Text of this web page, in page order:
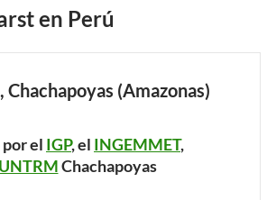
en Perú
(Amazonas)
el IGP, el INGEMMET,
UNTRMChachapoyas